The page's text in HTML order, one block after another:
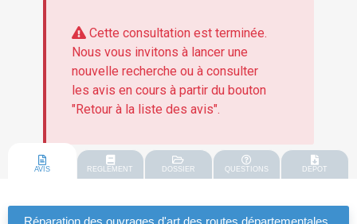
Cette consultation est terminée.
Nous vous invitons à lancer une
nouvelle recherche ou à consulter
les avis en cours à partir du bouton
"Retour à la liste des avis".
AVIS REGLEMENT DOSSIER QUESTIONS DEPOT